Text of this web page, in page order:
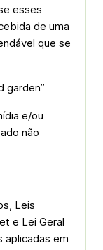
esses
de uma
que se
garden”
e/ou
não
Leis
e Lei Geral
aplicadas em